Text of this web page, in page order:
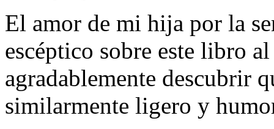
El amor de mi hija por la
escéptico sobre este libro
agradablemente descubrir
similarmente ligero y